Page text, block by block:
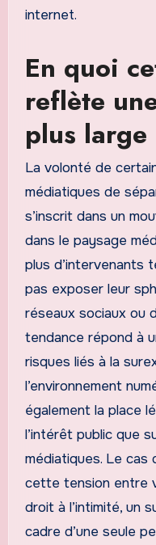
internet.
En quoi
reflète
plus large
La volonté de
médiatiques de
s’inscrit dans un
dans le paysage
plus d’intervenants
pas exposer leur
réseaux sociaux ou
tendance répond à
risques liés à la
l’environnement
également la place
l’intérêt public que
médiatiques. Le cas
cette tension entre
droit à l’intimité, un
cadre d’une seule